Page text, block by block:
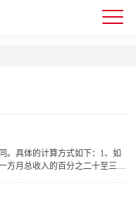
。具体的计算方式如下：1、如
方月总收入的百分之二十至三十
具体来说，对于不符合法定收养